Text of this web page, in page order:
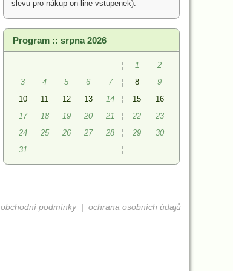
slevu pro nákup on-line vstupenek).
Program :: srpna 2026
¦ 1
2
3
4 5 6 7 ¦ 8
9
10
11 12 13 14 ¦ 15
16
17
18 19 20 21 ¦ 22
23
24
25 26 27 28 ¦ 29
30
31
¦
obchodní podmínky|ochrana osobních údajů